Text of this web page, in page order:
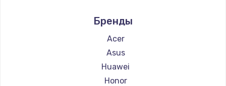
Чистка от пыли
1330 руб.
Заказать
Ремонт планшетов Microsoft
Ремонт планшетов BlackView
Ремонт планшетов Amazon
Ремонт планшетов Aquarius
Ремонт планшетов Philips
Бренды
Acer
Asus
Huawei
Honor